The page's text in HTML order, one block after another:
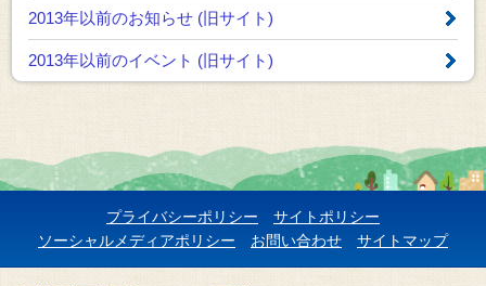
2013年以前のお知らせ (旧サイト)
2013年以前のイベント (旧サイト)
プライバシーポリシー
サイトポリシー
ソーシャルメディアポリシー
お問い合わせ サイトマップ